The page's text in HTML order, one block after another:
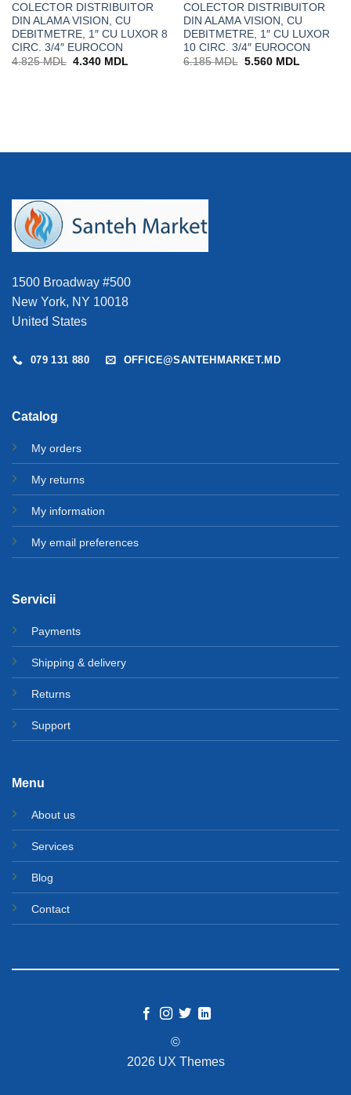
COLECTOR DISTRIBUITOR
DIN ALAMA VISION, CU
DEBITMETRE, 1″ CU LUXOR 8
CIRC. 3/4″ EUROCON
4.825MDL Prețul
4.340 MDL
COLECTOR DISTRIBUITOR
DIN ALAMA VISION, CU
DEBITMETRE, 1″ CU LUXOR
10 CIRC. 3/4″ EUROCON
6.185MDL Prețul
5.560 MDL
1500 Broadway #500
New York, NY 10018
United States
079 131 880 OFFICE@SANTEHMARKET.MD
Catalog
My orders
My returns
My information
My email preferences
Servicii
Payments
Shipping & delivery
Returns
Support
Menu
About us
Services
Blog
Contact
©
2026 UX Themes